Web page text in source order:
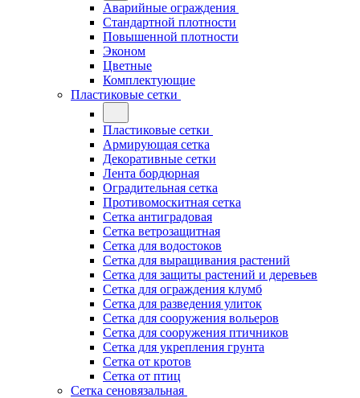
Аварийные ограждения
Стандартной плотности
Повышенной плотности
Эконом
Цветные
Комплектующие
Пластиковые сетки
Пластиковые сетки
Армирующая сетка
Декоративные сетки
Лента бордюрная
Оградительная сетка
Противомоскитная сетка
Сетка антиградовая
Сетка ветрозащитная
Сетка для водостоков
Сетка для выращивания растений
Сетка для защиты растений и деревьев
Сетка для ограждения клумб
Сетка для разведения улиток
Сетка для сооружения вольеров
Сетка для сооружения птичников
Сетка для укрепления грунта
Сетка от кротов
Сетка от птиц
Сетка сеновязальная